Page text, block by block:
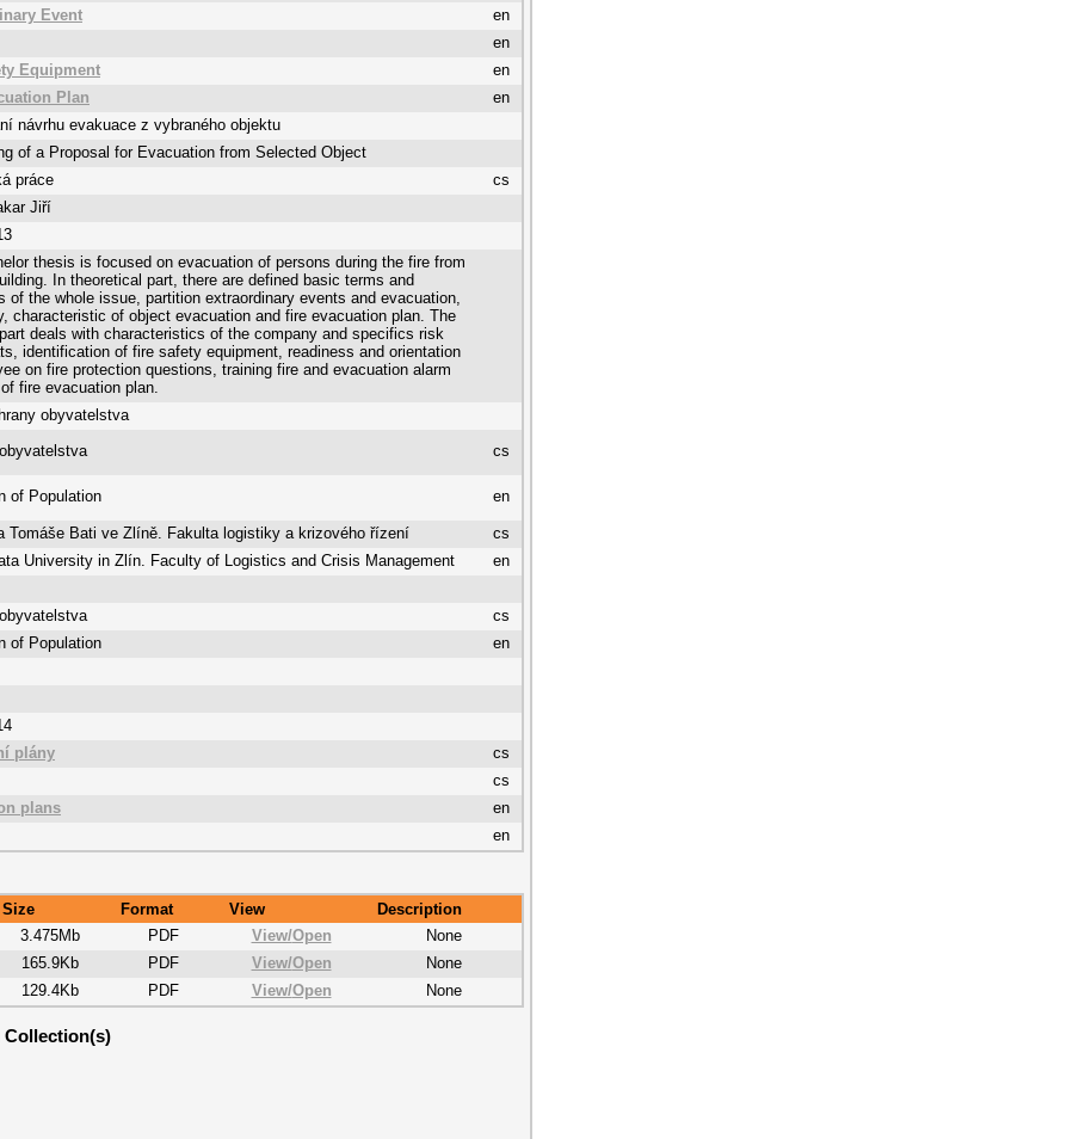
Event
en
en
Equipment
en
Plan
en
návrhu evakuace z vybraného objektu
of a Proposal for Evacuation from Selected Object
práce
cs
Jiří
thesis is focused on evacuation of persons during the fire from
In theoretical part, there are defined basic terms and
of the whole issue, partition extraordinary events and evacuation,
characteristic of object evacuation and fire evacuation plan. The
deals with characteristics of the company and specifics risk
identification of fire safety equipment, readiness and orientation
on fire protection questions, training fire and evacuation alarm
fire evacuation plan.
obyvatelstva
cs
of Population en
Tomáše Bati ve Zlíně. Fakulta logistiky a krizového řízení
cs
University in Zlín. Faculty of Logistics and Crisis Management
en
cs
of Population
en
plány
cs
cs
plans
en
en
Size Format View
Description
3.475Mb PDF View/Open
None
165.9Kb PDF View/Open
None
129.4Kb PDF View/Open None